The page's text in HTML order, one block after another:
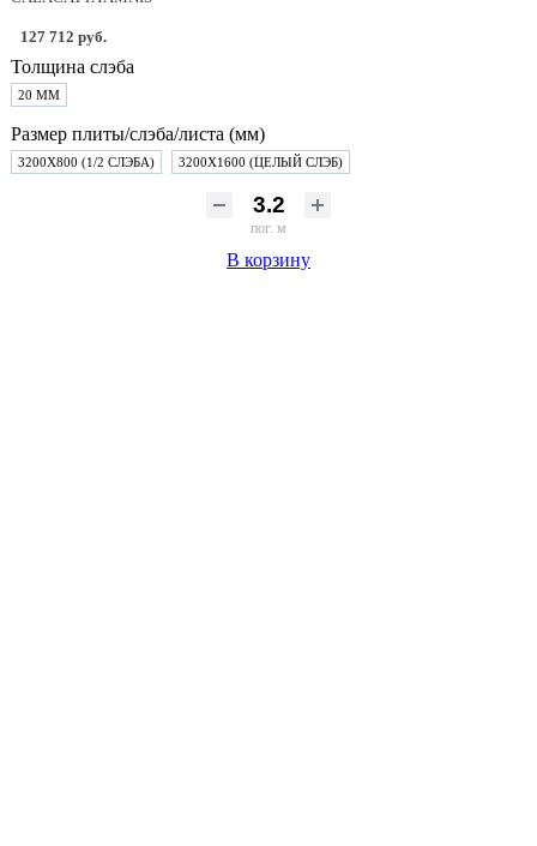
127 712 руб.
Толщина слэба
20 ММ
Размер плиты/слэба/листа (мм)
3200Х800 (1/2 СЛЭБА) 3200Х1600 (ЦЕЛЫЙ СЛЭБ)
пог. м
В корзину